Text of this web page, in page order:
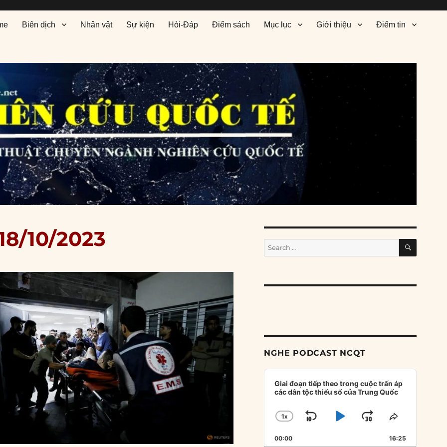
Biên dịch Nhân vật Sự kiện Hỏi-Đáp Điểm sách Mục lục Giới thiệu Điểm tin
10/2023
Search
for:
SEARCH
NGHE PODCAST NCQT
Audio
Player
Giai đoạn tiếp theo trong cuộc trấn áp
các dân tộc thiểu số của Trung Quốc
CHANGE
RATE
1X
SKIP
BACKWARD
PLAYJUMP
FORWARD
SHARE
EPISODE
00:00 16:25